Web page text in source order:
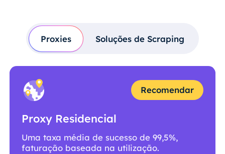
Proxies Soluções de Scraping
Recomendar
Proxy Residencial
Uma taxa média de sucesso de 99,5%,
faturação baseada na utilização.